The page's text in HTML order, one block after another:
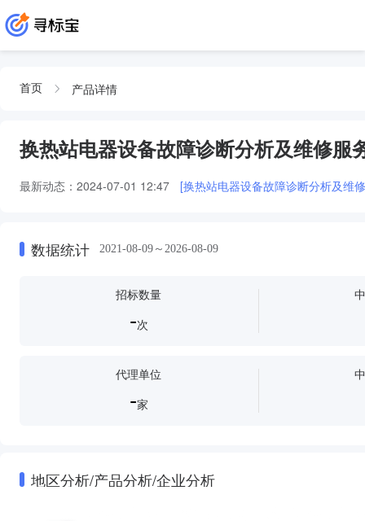
首页 产品详情
换热站电器设备故障诊断分析及维修服
最新动态： 2024-07-01 12:47 [换热站电器设备故障诊断分析及维
数据统计 2021-08-09～2026-08-09
招标数量
-次
代理单位
-家
地区分析/产品分析/企业分析